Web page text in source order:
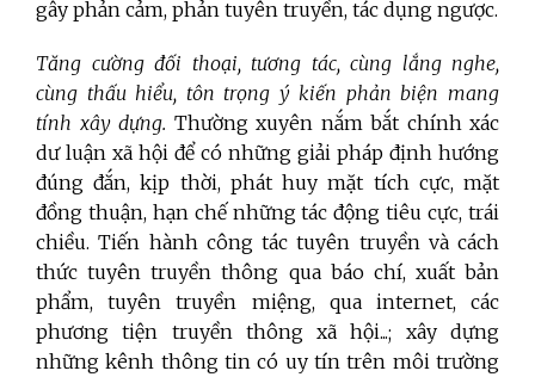
gây phản cảm, phản tuyên truyền, tác dụng ngược.
Tăng cường đối thoại, tương tác, cùng lắng nghe,
cùng thấu hiểu, tôn trọng ý kiến phản biện mang
tính xây dựng. Thường xuyên nắm bắt chính xác
dư luận xã hội để có những giải pháp định hướng
đúng đắn, kịp thời, phát huy mặt tích cực, mặt
đồng thuận, hạn chế những tác động tiêu cực, trái
chiều. Tiến hành công tác tuyên truyền và cách
thức tuyên truyền thông qua báo chí, xuất bản
phẩm, tuyên truyền miệng, qua internet, các
phương tiện truyền thông xã hội...; xây dựng
những kênh thông tin có uy tín trên môi trường